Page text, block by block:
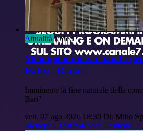
Attualità Video
Monopoli: nuovo bando
teatro "Radar"
Imminente la fine naturale della
Bari"
ven, 07 ago 2026 18:30 Di: Mino
Monopoli Teatro-Radar Gestione